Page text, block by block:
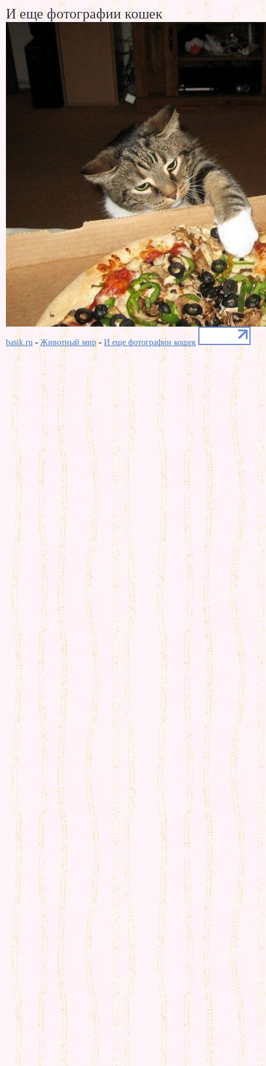
И еще фотографии кошек
basik.ru -Животный мир- И еще фотографии кошек